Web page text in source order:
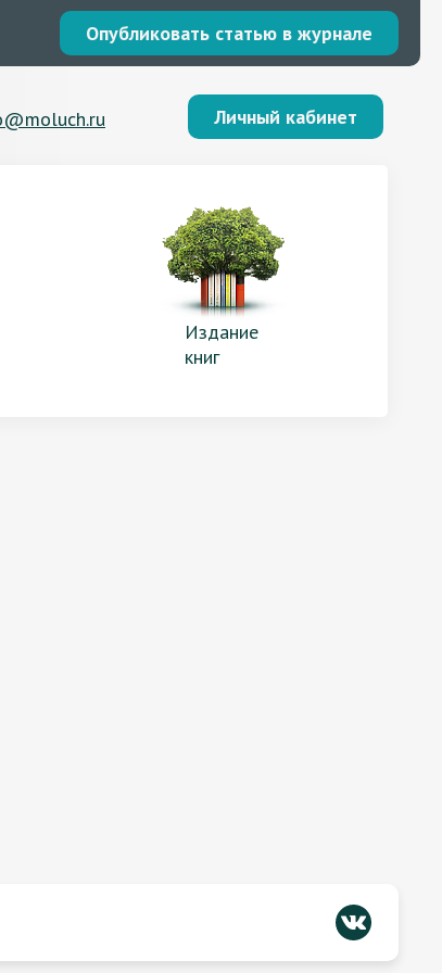
Опубликовать статью в журнале
Личный кабинет
Издание
книг